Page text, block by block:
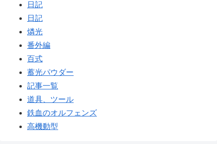
日記
日記
燐光
番外編
百式
蓄光パウダー
記事一覧
道具、ツール
鉄血のオルフェンズ
高機動型